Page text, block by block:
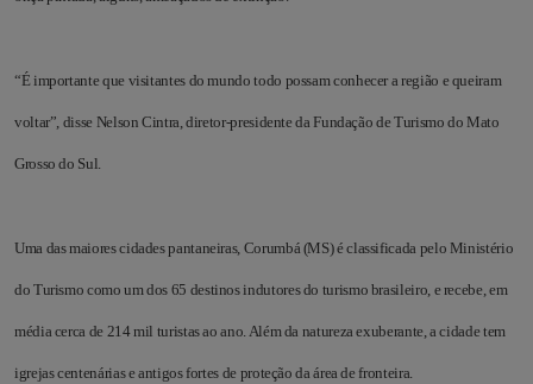
“É importante que visitantes do mundo todo possam conhecer a região e queiram
voltar”, disse Nelson Cintra, diretor-presidente da Fundação de Turismo do Mato
Grosso do Sul.
Uma das maiores cidades pantaneiras, Corumbá (MS) é classificada pelo Ministério
do Turismo como um dos 65 destinos indutores do turismo brasileiro, e recebe, em
média cerca de 214 mil turistas ao ano. Além da natureza exuberante, a cidade tem
igrejas centenárias e antigos fortes de proteção da área de fronteira.